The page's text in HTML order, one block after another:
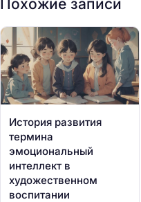
Похожие записи
История развития
термина
эмоциональный
интеллект в
художественном
воспитании